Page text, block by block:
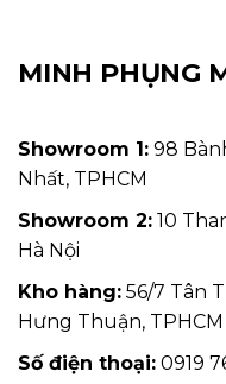
MINH PHỤNG
Showroom 1: 98
Nhất, TPHCM
Showroom 2: 10
Hà Nội
Kho hàng: 56/7 Tân
Hưng Thuận, TPHCM
Số điện thoại: 0919